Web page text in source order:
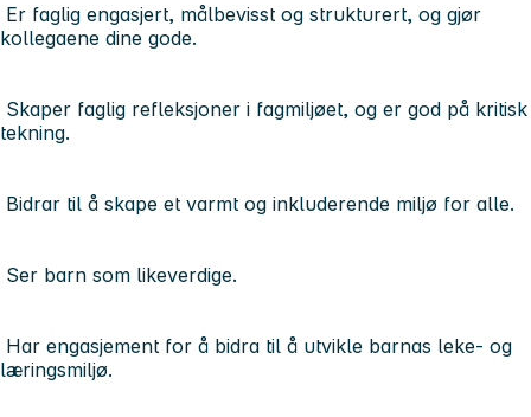
Er faglig engasjert, målbevisst og strukturert, og gjør
kollegaene dine gode.
Skaper faglig refleksjoner i fagmiljøet, og er god på kritisk
tekning.
Bidrar til å skape et varmt og inkluderende miljø for alle.
Ser barn som likeverdige.
Har engasjement for å bidra til å utvikle barnas leke- og
læringsmiljø.